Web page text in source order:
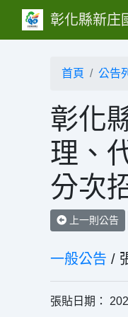
彰化縣新庄
首頁 公告
彰化
理、
分次
上一則公告
一般公告 /
張貼日期：